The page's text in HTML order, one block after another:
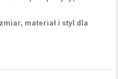
materiał i styl dla